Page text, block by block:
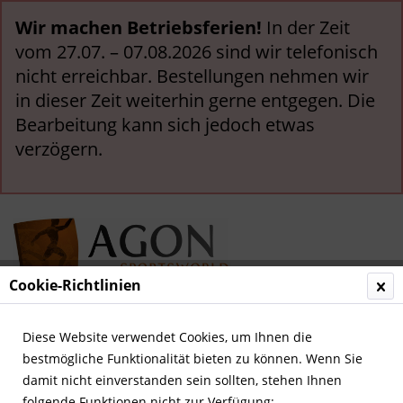
Wir machen Betriebsferien! In der Zeit
vom 27.07. – 07.08.2026 sind wir telefonisch
nicht erreichbar. Bestellungen nehmen wir
in dieser Zeit weiterhin gerne entgegen. Die
Bearbeitung kann sich jedoch etwas
verzögern.
Menü
Deutsche Vereine
Cookie-Richtlinien
Diese Website verwendet Cookies, um Ihnen die
bestmögliche Funktionalität bieten zu können. Wenn Sie
damit nicht einverstanden sein sollten, stehen Ihnen